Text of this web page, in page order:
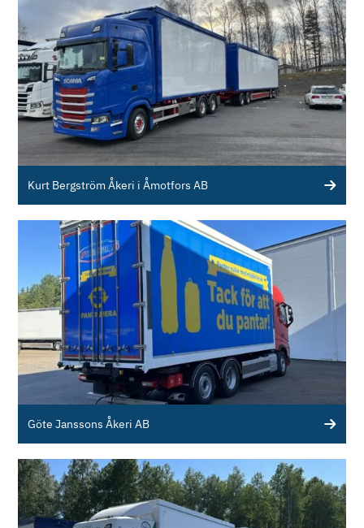
Kurt Bergström Åkeri i Åmotfors AB
Göte Janssons Åkeri AB